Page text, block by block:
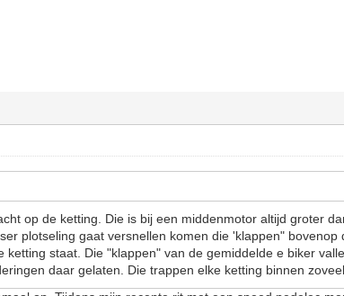
op de ketting. Die is bij een middenmotor altijd groter
plotseling gaat versnellen komen die 'klappen" bovenop
ketting staat. Die "klappen" van de gemiddelde e biker
daar gelaten. Die trappen elke ketting binnen